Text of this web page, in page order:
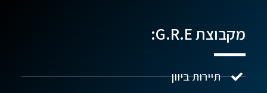
מקבוצת G.R.E:
תיירות ביוון